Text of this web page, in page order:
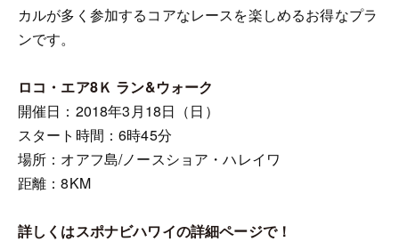
カルが多く参加するコアなレースを楽しめるお得なプラ
ンです。
ロコ・エア8Ｋ ラン&ウォーク
開催日：2018年3月18日（日）
スタート時間：6時45分
場所：オアフ島/ノースショア・ハレイワ
距離：8KM
詳しくはスポナビハワイの詳細ページで！